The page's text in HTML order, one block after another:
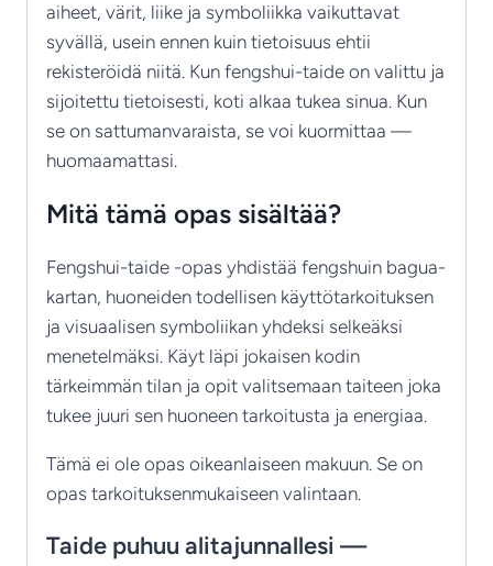
aiheet, värit, liike ja symboliikka vaikuttavat
syvällä, usein ennen kuin tietoisuus ehtii
rekisteröidä niitä. Kun fengshui-taide on valittu ja
sijoitettu tietoisesti, koti alkaa tukea sinua. Kun
se on sattumanvaraista, se voi kuormittaa —
huomaamattasi.
Mitä tämä opas sisältää?
Fengshui-taide -opas yhdistää fengshuin bagua-
kartan, huoneiden todellisen käyttötarkoituksen
ja visuaalisen symboliikan yhdeksi selkeäksi
menetelmäksi. Käyt läpi jokaisen kodin
tärkeimmän tilan ja opit valitsemaan taiteen joka
tukee juuri sen huoneen tarkoitusta ja energiaa.
Tämä ei ole opas oikeanlaiseen makuun. Se on
opas tarkoituksenmukaiseen valintaan.
Taide puhuu alitajunnallesi —